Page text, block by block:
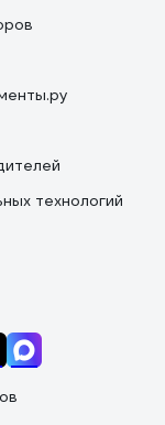
технологий